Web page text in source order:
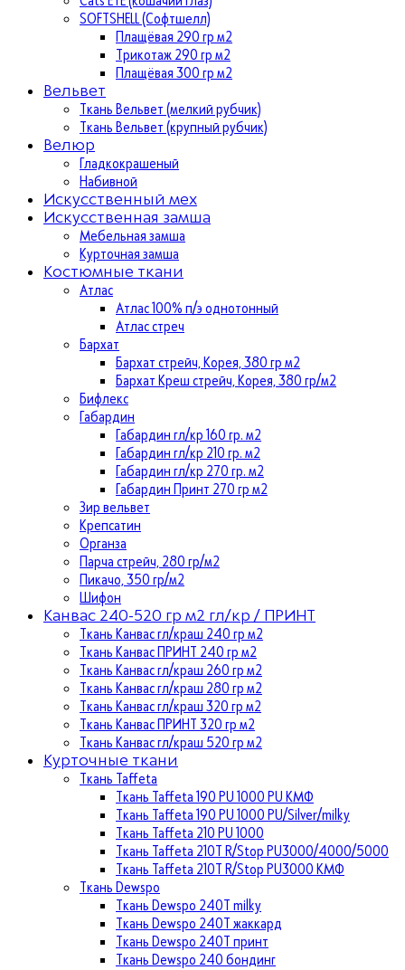
SOFTSHELL (Софтшелл)
Плащёвая 290 гр м2
Трикотаж 290 гр м2
Плащёвая 300 гр м2
Вельвет
Ткань Вельвет (мелкий рубчик)
Ткань Вельвет (крупный рубчик)
Велюр
Гладкокрашеный
Набивной
Искусственный мех
Искусственная замша
Мебельная замша
Курточная замша
Костюмные ткани
Атлас
Атлас 100% п/э однотонный
Атлас стреч
Бархат
Бархат стрейч, Корея, 380 гр м2
Бархат Креш стрейч, Корея, 380 гр/м2
Бифлекс
Габардин
Габардин гл/кр 160 гр. м2
Габардин гл/кр 210 гр. м2
Габардин гл/кр 270 гр. м2
Габардин Принт 270 гр м2
Зир вельвет
Крепсатин
Органза
Парча стрейч, 280 гр/м2
Пикачо, 350 гр/м2
Шифон
Канвас 240-520 гр м2 гл/кр / ПРИНТ
Ткань Канвас гл/краш 240 гр м2
Ткань Канвас ПРИНТ 240 гр м2
Ткань Канвас гл/краш 260 гр м2
Ткань Канвас гл/краш 280 гр м2
Ткань Канвас гл/краш 320 гр м2
Ткань Канвас ПРИНТ 320 гр м2
Ткань Канвас гл/краш 520 гр м2
Курточные ткани
Ткань Taffeta
Ткань Taffeta 190 PU 1000 PU КМФ
Ткань Taffeta 190 PU 1000 PU/Silver/milky
Ткань Taffeta 210 PU 1000
Ткань Taffeta 210Т R/Stop PU3000/4000/5000
Ткань Taffeta 210Т R/Stop PU3000 КМФ
Ткань Dewspo
Ткань Dewspo 240Т milky
Ткань Dewspo 240T жаккард
Ткань Dewspo 240Т принт
Ткань Dewspo 240 бондинг